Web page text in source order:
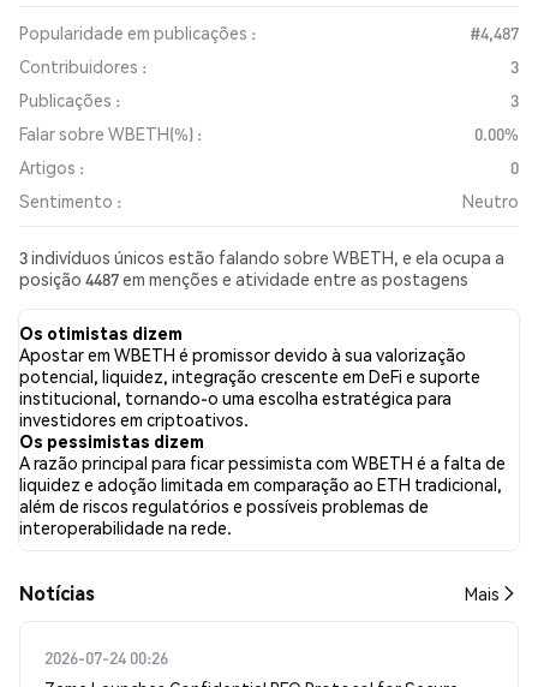
Popularidade em publicações :
#4,487
Contribuidores :
3
Publicações :
3
Falar sobre WBETH(%) :
0.00%
Artigos :
0
Sentimento :
Neutro
3 indivíduos únicos estão falando sobre WBETH, e ela ocupa a
posição 4487 em menções e atividade entre as postagens
WBETH em todas as redes sociais foi Neutro. Por fim, foram
publicados 0 artigos de notícias sobre WBETH. No Twitter,
0.00% dos tweets apresentaram um sentimento otimista em
comparação com 0.00% dos tweets com sentimento pessimista
sobre WBETH. 100.00% dos tweets foram neutros em relação a
WBETH. Esses sentimentos são baseados em 3 tweets.
Os otimistas dizem
Apostar em WBETH é promissor devido à sua valorização
potencial, liquidez, integração crescente em DeFi e suporte
institucional, tornando-o uma escolha estratégica para
investidores em criptoativos.
Os pessimistas dizem
A razão principal para ficar pessimista com WBETH é a falta de
liquidez e adoção limitada em comparação ao ETH tradicional,
além de riscos regulatórios e possíveis problemas de
interoperabilidade na rede.
​​Notícias​​ Mais
2026-07-24 00:26